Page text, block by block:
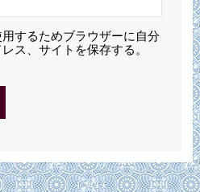
するためブラウザーに自分
ス、サイトを保存する。